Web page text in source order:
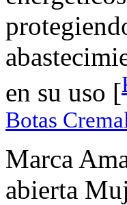
en su uso [
Botas
Marca
abierta